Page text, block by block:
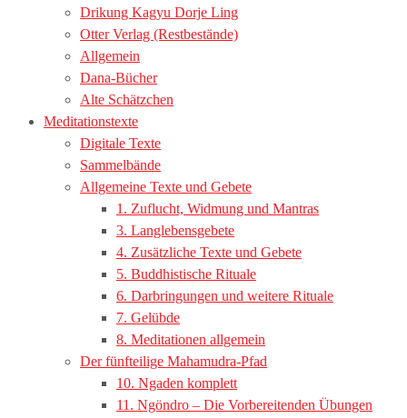
Drikung Kagyu Dorje Ling
Otter Verlag (Restbestände)
Allgemein
Dana-Bücher
Alte Schätzchen
Meditationstexte
Digitale Texte
Sammelbände
Allgemeine Texte und Gebete
1. Zuflucht, Widmung und Mantras
3. Langlebensgebete
4. Zusätzliche Texte und Gebete
5. Buddhistische Rituale
6. Darbringungen und weitere Rituale
7. Gelübde
8. Meditationen allgemein
Der fünfteilige Mahamudra-Pfad
10. Ngaden komplett
11. Ngöndro – Die Vorbereitenden Übungen